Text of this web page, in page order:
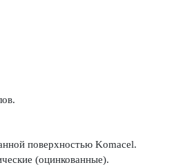
поверхностью Komacel.
(оцинкованные).